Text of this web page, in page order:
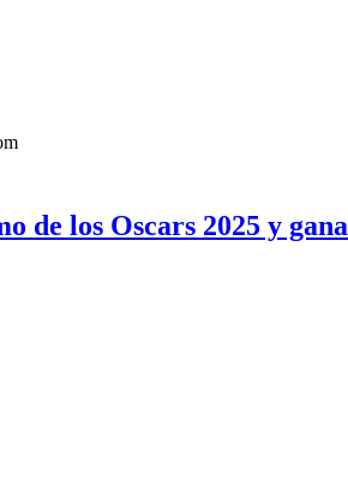
de los Oscars 2025 y gana